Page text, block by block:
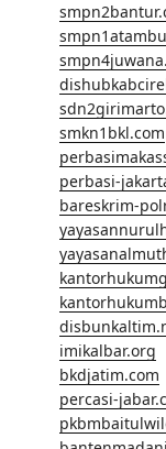
smkn1bkl.com
perbasi-
bareskrim-
imikalbar.org
bkdjatim.com
percasi-